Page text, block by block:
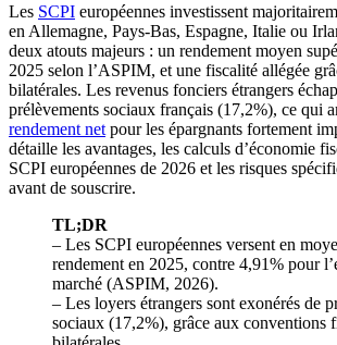
Les SCPI européennes investissent
en Allemagne, Pays-Bas, Espagne, Italie ou
deux atouts majeurs : un rendement moyen
2025 selon l’ASPIM, et une fiscalité allégée
bilatérales. Les revenus fonciers étrangers
prélèvements sociaux français (17,2%), ce qui
rendement net pour les épargnants fortement
détaille les avantages, les calculs d’économie
SCPI européennes de 2026 et les risques
avant de souscrire.
TL;DR
– Les SCPI européennes versent en
rendement en 2025, contre 4,91% pour
marché (ASPIM, 2026).
– Les loyers étrangers sont exonérés de
sociaux (17,2%), grâce aux conventions